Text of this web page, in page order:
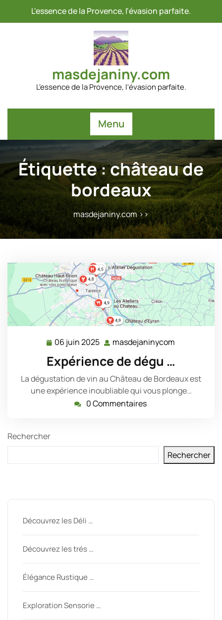
L'essence de la Provence, l'évasion parfaite.
masdejaniny.com
L'essence de la Provence, l'évasion parfaite.
Menu
Étiquette :château de
bordeaux
masdejaniny.com>>
06 juin 2025 06
2025
masdejaninycom
Expérience de dégu …
La dégustation de vin au Château de Bordeaux est
une expérience inoubliable qui vous plonge…
0 Commentaires
Rechercher
Rechercher
Découvrez les Déli …
Découvrez les trés …
Élégance Rustique …
Exploration Sensorie …